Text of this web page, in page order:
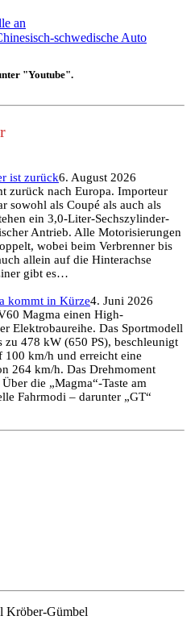
an
schwedische Auto
"Youtube".
ist zurück6. August 2026
zurück nach Europa. Importeur
sowohl als Coupé als auch als
ein 3,0-Liter-Sechszylinder-
Antrieb. Alle Motorisierungen
wobei beim Verbrenner bis
allein auf die Hinterachse
gibt es…
kommt in Kürze4. Juni 2026
Magma einen High-
Elektrobaureihe. Das Sportmodell
zu 478 kW (650 PS), beschleunigt
km/h und erreicht eine
264 km/h. Das Drehmoment
die „Magma“-Taste am
Fahrmodi – darunter „GT“
Kröber-Gümbel